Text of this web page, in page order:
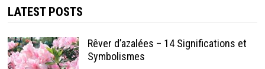
LATEST POSTS
Rêver d’azalées – 14 Significations et
Symbolismes